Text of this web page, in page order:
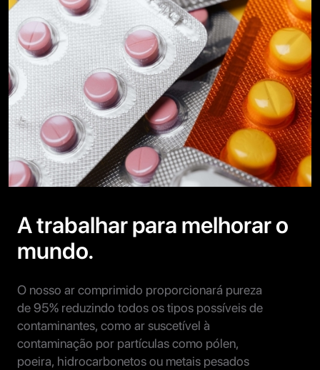
A trabalhar para melhorar o
mundo.
O nosso ar comprimido proporcionará pureza
de 95% reduzindo todos os tipos possíveis de
contaminantes, como ar suscetível à
contaminação por partículas como pólen,
poeira, hidrocarbonetos ou metais pesados